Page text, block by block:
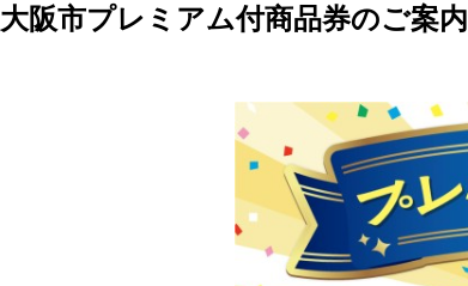
大阪市プレミアム付商品券のご案内